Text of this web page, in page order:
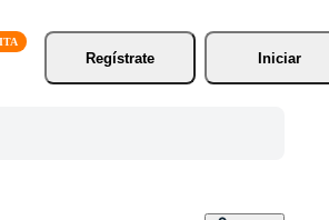
Regístrate
Iniciar